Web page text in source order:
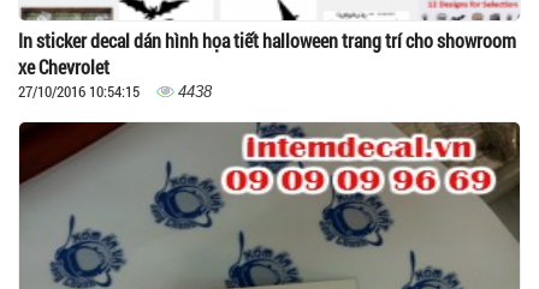
In sticker decal dán hình họa tiết halloween trang trí cho showroom
xe Chevrolet
27/10/2016 10:54:15 4438